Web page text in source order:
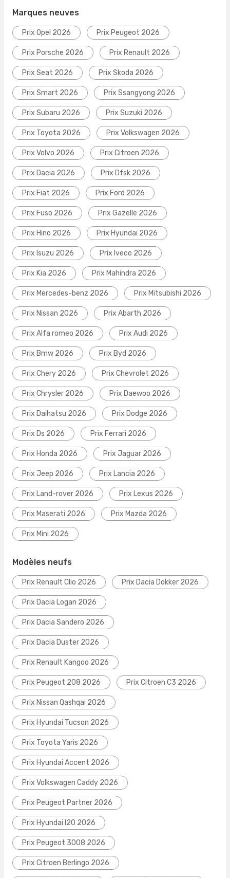
Marques neuves
Prix Opel 2026 Prix Peugeot 2026
Prix Porsche 2026 Prix Renault 2026
Prix Seat 2026 Prix Skoda 2026
Prix Smart 2026 Prix Ssangyong 2026
Prix Subaru 2026 Prix Suzuki 2026
Prix Toyota 2026 Prix Volkswagen 2026
Prix Volvo 2026 Prix Citroen 2026
Prix Dacia 2026 Prix Dfsk 2026
Prix Fiat 2026 Prix Ford 2026
Prix Fuso 2026 Prix Gazelle 2026
Prix Hino 2026 Prix Hyundai 2026
Prix Isuzu 2026 Prix Iveco 2026
Prix Kia 2026 Prix Mahindra 2026
Prix Mercedes-benz 2026 Prix Mitsubishi 2026
Prix Nissan 2026 Prix Abarth 2026
Prix Alfa romeo 2026 Prix Audi 2026
Prix Bmw 2026 Prix Byd 2026
Prix Chery 2026 Prix Chevrolet 2026
Prix Chrysler 2026 Prix Daewoo 2026
Prix Daihatsu 2026 Prix Dodge 2026
Prix Ds 2026 Prix Ferrari 2026
Prix Honda 2026 Prix Jaguar 2026
Prix Jeep 2026 Prix Lancia 2026
Prix Land-rover 2026 Prix Lexus 2026
Prix Maserati 2026 Prix Mazda 2026
Prix Mini 2026
Modèles neufs
Prix Renault Clio 2026 Prix Dacia Dokker 2026
Prix Dacia Logan 2026
Prix Dacia Sandero 2026
Prix Dacia Duster 2026
Prix Renault Kangoo 2026
Prix Peugeot 208 2026 Prix Citroen C3 2026
Prix Nissan Qashqai 2026
Prix Hyundai Tucson 2026
Prix Toyota Yaris 2026
Prix Hyundai Accent 2026
Prix Volkswagen Caddy 2026
Prix Peugeot Partner 2026
Prix Hyundai I20 2026
Prix Peugeot 3008 2026
Prix Citroen Berlingo 2026